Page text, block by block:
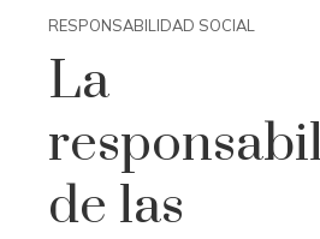
RESPONSABILIDAD SOCIAL
La
de las